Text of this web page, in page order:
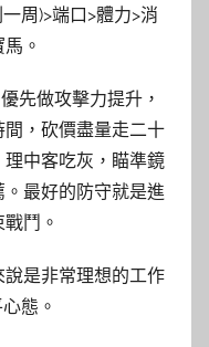
周)>端口>體力>消
。
先做攻擊力提升，
，砍價盡量走二十
中客吃灰，瞄準鏡
最好的防守就是進
鬥。
是非常理想的工作
態。